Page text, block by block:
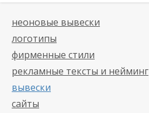
неоновые вывески
логотипы
фирменные стили
рекламные тексты и нейминг
вывески
сайты